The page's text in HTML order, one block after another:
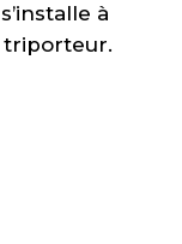
à
triporteur.